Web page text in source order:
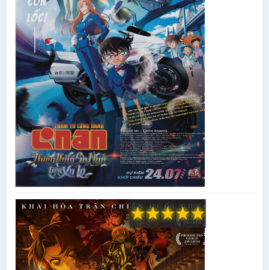
★
★
★
★
★